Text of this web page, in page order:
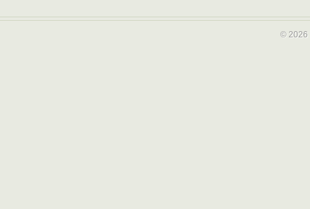
© 2026